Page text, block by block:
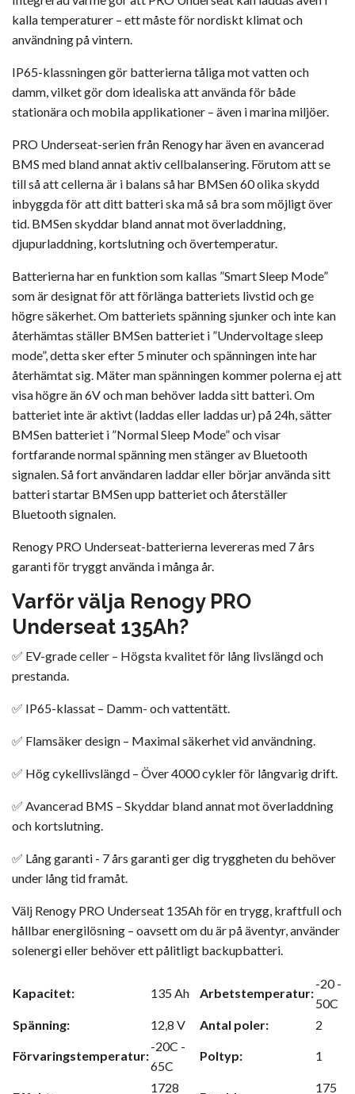
kalla temperaturer – ett måste för nordiskt klimat och
användning på vintern.
IP65-klassningen gör batterierna tåliga mot vatten och
damm, vilket gör dom idealiska att använda för både
stationära och mobila applikationer – även i marina miljöer.
PRO Underseat-serien från Renogy har även en avancerad
BMS med bland annat aktiv cellbalansering. Förutom att se
till så att cellerna är i balans så har BMSen 60 olika skydd
inbyggda för att ditt batteri ska må så bra som möjligt över
tid. BMSen skyddar bland annat mot överladdning,
djupurladdning, kortslutning och övertemperatur.
Batterierna har en funktion som kallas ”Smart Sleep Mode”
som är designat för att förlänga batteriets livstid och ge
högre säkerhet. Om batteriets spänning sjunker och inte kan
återhämtas ställer BMSen batteriet i ”Undervoltage sleep
mode”, detta sker efter 5 minuter och spänningen inte har
återhämtat sig. Mäter man spänningen kommer polerna ej att
visa högre än 6V och man behöver ladda sitt batteri. Om
batteriet inte är aktivt (laddas eller laddas ur) på 24h, sätter
BMSen batteriet i ”Normal Sleep Mode” och visar
fortfarande normal spänning men stänger av Bluetooth
signalen. Så fort användaren laddar eller börjar använda sitt
batteri startar BMSen upp batteriet och återställer
Bluetooth signalen.
Renogy PRO Underseat-batterierna levereras med 7 års
garanti för tryggt använda i många år.
Varför välja Renogy PRO
Underseat 135Ah?
✅ EV-grade celler – Högsta kvalitet för lång livslängd och
prestanda.
✅ IP65-klassat – Damm- och vattentätt.
✅ Flamsäker design – Maximal säkerhet vid användning.
✅ Hög cykellivslängd – Över 4000 cykler för långvarig drift.
✅ Avancerad BMS – Skyddar bland annat mot överladdning
och kortslutning.
✅ Lång garanti - 7 års garanti ger dig tryggheten du behöver
under lång tid framåt.
Välj Renogy PRO Underseat 135Ah för en trygg, kraftfull och
hållbar energilösning – oavsett om du är på äventyr, använder
solenergi eller behöver ett pålitligt backupbatteri.
Kapacitet: 135 Ah Arbetstemperatur:
-20 -
50C
Spänning:
12,8 V Antal poler: 2
Förvaringstemperatur:
-20C -
65C
Poltyp: 1
1728
175